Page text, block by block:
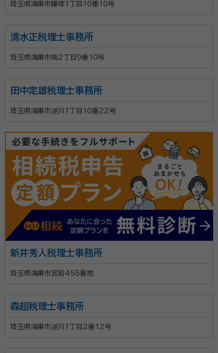
埼玉県鴻巣市鎌塚1丁目10番10号
清水正税理士事務所
埼玉県鴻巣市南2丁目9番10号
田中定雄税理士事務所
埼玉県鴻巣市逆川1丁目10番22号
新井秀人税理士事務所
埼玉県鴻巣市宮前455番地
森超税理士事務所
埼玉県鴻巣市逆川1丁目2番12号